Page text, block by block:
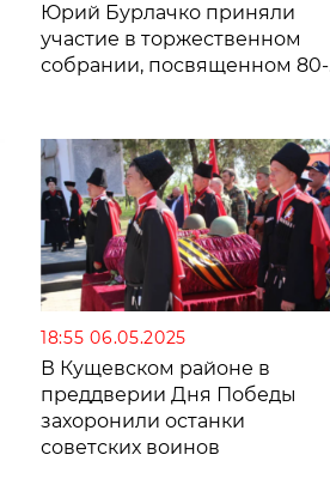
Юрий Бурлачко приняли
участие в торжественном
собрании, посвященном 80-
18:55 06.05.2025
В Кущевском районе в
преддверии Дня Победы
захоронили останки
советских воинов